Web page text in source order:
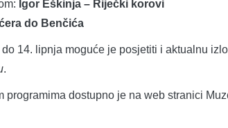
Igor Eškinja – Riječki korovi
do Benčića
14. lipnja moguće je posjetiti i aktualnu
.
programima dostupno je na web stranici